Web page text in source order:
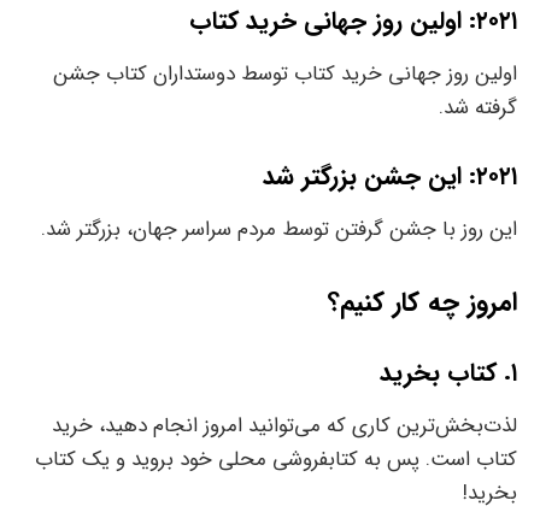
۲۰۲۱: اولین روز جهانی خرید کتاب
اولین روز جهانی خرید کتاب توسط دوستداران کتاب جشن
گرفته شد.
۲۰۲۱: این جشن بزرگتر شد
این روز با جشن گرفتن توسط مردم سراسر جهان، بزرگتر شد.
امروز چه کار کنیم؟
۱. کتاب بخرید
لذت‌بخش‌ترین کاری که‌‌‌‌‌ می‌توانید امروز انجام دهید، خرید
کتاب است. پس به کتابفروشی محلی خود بروید و یک کتاب
بخرید!